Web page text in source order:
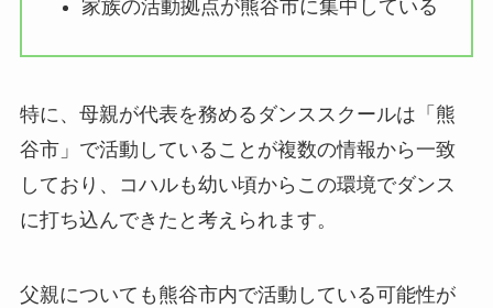
家族の活動拠点が熊谷市に集中している
特に、母親が代表を務めるダンススクールは「熊
谷市」で活動していることが複数の情報から一致
しており、コハルも幼い頃からこの環境でダンス
に打ち込んできたと考えられます。
父親についても熊谷市内で活動している可能性が